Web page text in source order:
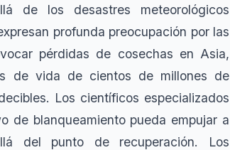
de los desastres meteorológicos
profunda preocupación por las
pérdidas de cosechas en Asia,
de vida de cientos de millones de
Los científicos especializados
de blanqueamiento pueda empujar a
del punto de recuperación. Los